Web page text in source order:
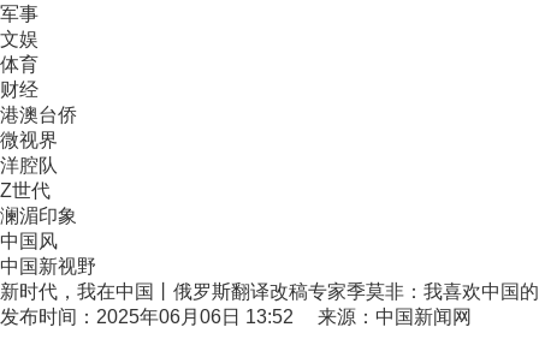
军事
文娱
体育
财经
港澳台侨
微视界
洋腔队
Z世代
澜湄印象
中国风
中国新视野
新时代，我在中国丨俄罗斯翻译改稿专家季莫非：我喜欢中国
发布时间：2025年06月06日 13:52 来源：中国新闻网